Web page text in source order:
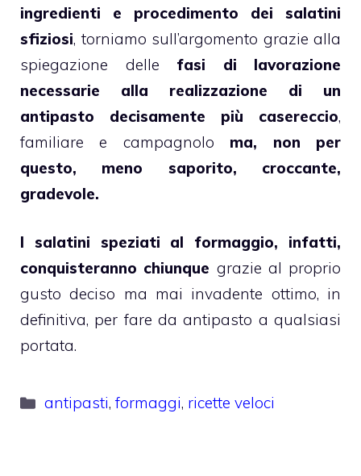
ingredienti e procedimento dei salatini
sfiziosi, torniamo sull’argomento grazie alla
spiegazione delle fasi di lavorazione
necessarie alla realizzazione di un
antipasto decisamente più casereccio,
familiare e campagnolo ma, non per
questo, meno saporito, croccante,
gradevole.
I salatini speziati al formaggio, infatti,
conquisteranno chiunque grazie al proprio
gusto deciso ma mai invadente ottimo, in
definitiva, per fare da antipasto a qualsiasi
portata.
Categorie
antipasti,formaggi, ricette veloci